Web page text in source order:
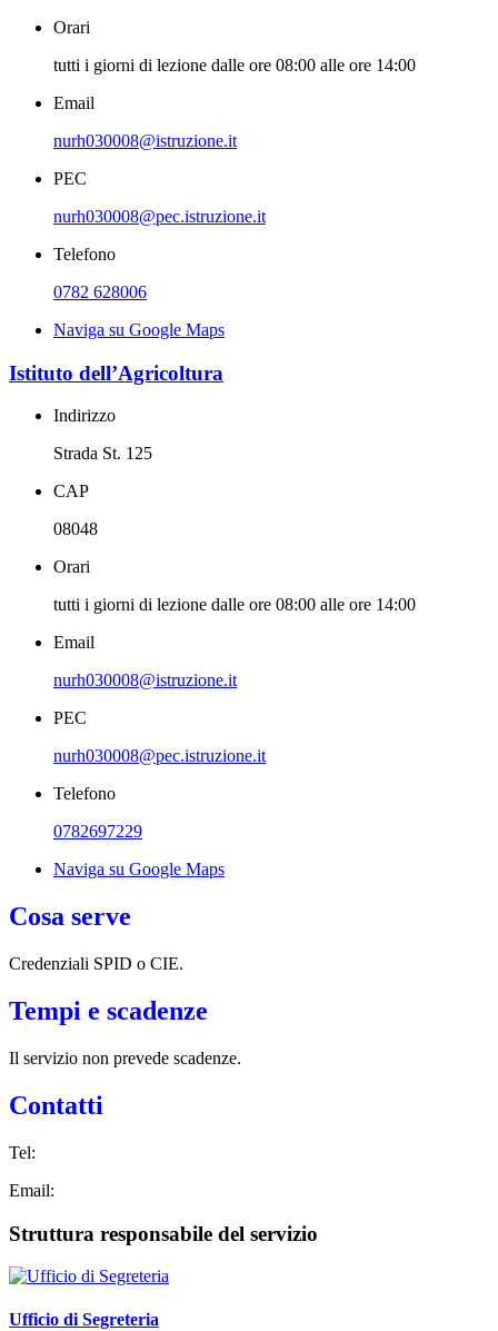
Orari
tutti i giorni di lezione dalle ore 08:00 alle ore 14:00
Email
nurh030008@istruzione.it
PEC
nurh030008@pec.istruzione.it
Telefono
0782 628006
Naviga su Google Maps
Istituto dell’Agricoltura
Indirizzo
Strada St. 125
CAP
08048
Orari
tutti i giorni di lezione dalle ore 08:00 alle ore 14:00
Email
nurh030008@istruzione.it
PEC
nurh030008@pec.istruzione.it
Telefono
0782697229
Naviga su Google Maps
Cosa serve
Credenziali SPID o CIE.
Tempi e scadenze
Il servizio non prevede scadenze.
Contatti
Tel:
Email:
Struttura responsabile del servizio
Ufficio di Segreteria